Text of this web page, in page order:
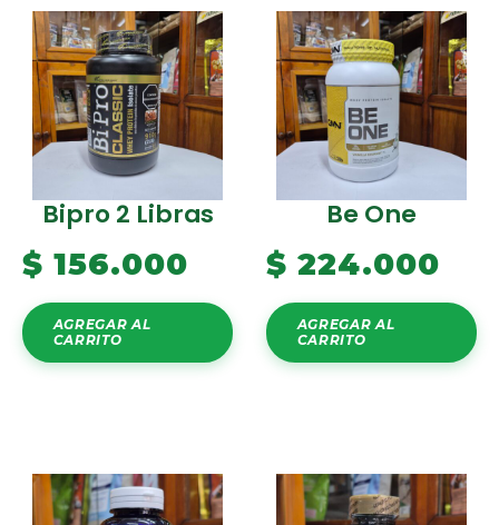
Bipro 2 Libras
$ 156.000
AGREGAR AL
CARRITO
Be One
$ 224.000
AGREGAR AL
CARRITO